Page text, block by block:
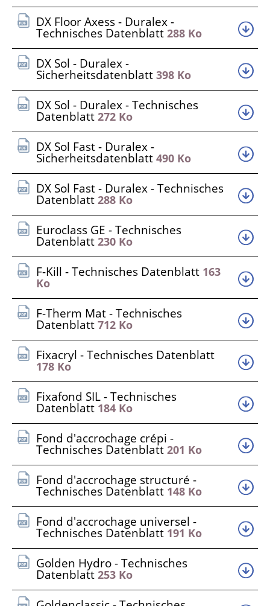
DX Floor Axess - Duralex -
Technisches Datenblatt 288 Ko
DX Sol - Duralex -
Sicherheitsdatenblatt 398 Ko
DX Sol - Duralex - Technisches
Datenblatt 272 Ko
DX Sol Fast - Duralex -
Sicherheitsdatenblatt 490 Ko
DX Sol Fast - Duralex - Technisches
Datenblatt 288 Ko
Euroclass GE - Technisches
Datenblatt 230 Ko
F-Kill - Technisches Datenblatt 163
Ko
F-Therm Mat - Technisches
Datenblatt 712 Ko
Fixacryl - Technisches Datenblatt
178 Ko
Fixafond SIL - Technisches
Datenblatt 184 Ko
Fond d'accrochage crépi -
Technisches Datenblatt 201 Ko
Fond d'accrochage structuré -
Technisches Datenblatt 148 Ko
Fond d'accrochage universel -
Technisches Datenblatt 191 Ko
Golden Hydro - Technisches
Datenblatt 253 Ko